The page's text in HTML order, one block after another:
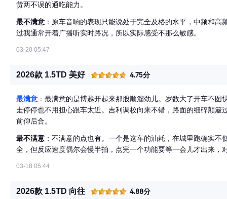
货两不误的通吃能力。
最不满意 ：原车音响的表现只能说处于完全及格的水平，中频和
过我通常开着广播听实时路况，所以实际感受不那么敏感。
03-20 05:47
2026款 1.5TD 美好 4.75分
最满意 ：最满意的是博越开起来那股顺溜劲儿。岁数大了开车不
走停停也不用担心跟车太近。吉利调校向来不错，路面的细碎颠
前仰后合。
最不满意 ：不满意的点也有。一个是这车的油耗，在城里跑确实
全，但反应速度偶尔会慢半拍，点完一个功能要等一会儿才出来，
03-18 05:44
2026款 1.5TD 向往 4.88分